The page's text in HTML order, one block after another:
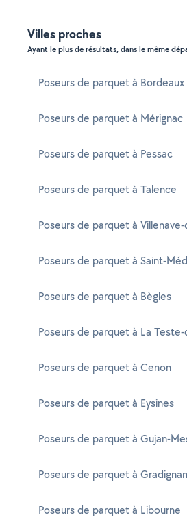
Villes proches
Ayant le plus de résultats, dans le même
Poseurs de parquet à Bordeaux
Poseurs de parquet à Mérignac
Poseurs de parquet à Pessac
Poseurs de parquet à Talence
Poseurs de parquet à
Poseurs de parquet à Saint-
Poseurs de parquet à Bègles
Poseurs de parquet à La
Poseurs de parquet à Cenon
Poseurs de parquet à Eysines
Poseurs de parquet à Gujan-
Poseurs de parquet à Gradignan
Poseurs de parquet à Libourne